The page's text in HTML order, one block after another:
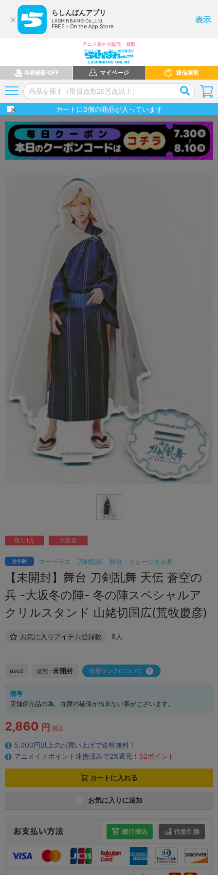
らしんばんアプリ
LASHINBANG Co.,Ltd.
FREE - On the App Store
表示
アニメ系中古販売・買取
年齢認証OFF マイページ 通信買取
カートに0個の商品が入っています
マーベラス 刀剣乱舞 舞台・ミュージカル系
全年齢
【未開封】舞台 刀剣乱舞 天伝 蒼空の
兵 -大坂冬の陣- 冬の陣スペシャルア
クリルスタンド 山姥切国広(荒牧慶彦)
お気に入りアイテム登録数 8人
残り1点 大宮店
used 状態 : 未開封 状態ランクについて
備考
店舗併売品の為、在庫の確保が出来ない事がございます。
2,860 円 税込
5,000円以上のお買い上げで送料無料！
アニメイトポイント連携済みで2%還元！ 52ポイント
カートに入れる
お気に入りに追加